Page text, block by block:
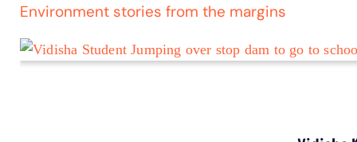
Environment stories from the margins